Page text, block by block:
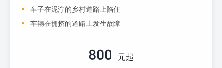
车子在泥泞的乡村道路上陷住
车辆在拥挤的道路上发生故障
800 元起